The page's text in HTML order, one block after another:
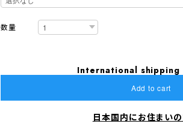
数量
International shipping
Add to cart
日本国内にお住まい